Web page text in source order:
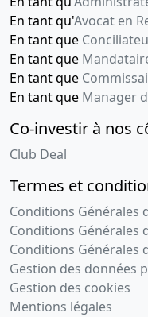
En tant qu'Avocat en
En tant que
En tant que
En tant que
En tant que Manager
Co-investir à nos
Club Deal
Termes et
Conditions Générales
Conditions Générales
Conditions Générales
Gestion des données
Gestion des cookies
Mentions légales